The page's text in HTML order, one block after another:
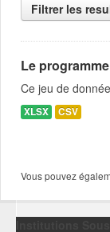
Filtrer les
Le
Ce jeu de
XLSX CSV
Vous pouvez